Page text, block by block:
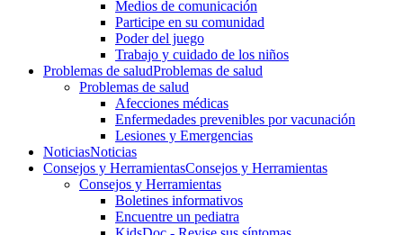
Medios de comunicación
Participe en su comunidad
Poder del juego
Trabajo y cuidado de los niños
Problemas de saludProblemas de salud
Problemas de salud
Afecciones médicas
Enfermedades prevenibles por vacunación
Lesiones y Emergencias
NoticiasNoticias
Consejos y HerramientasConsejos y Herramientas
Consejos y Herramientas
Boletines informativos
Encuentre un pediatra